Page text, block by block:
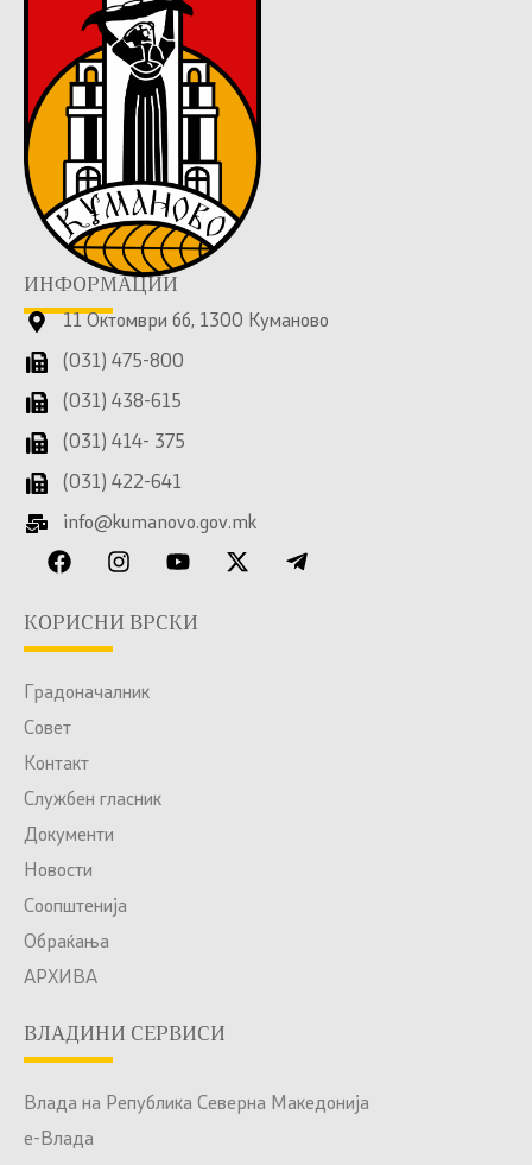
ИНФОРМАЦИИ
11 Октомври бб, 1300 Куманово
(031) 475-800
(031) 438-615
(031) 414- 375
(031) 422-641
info@kumanovo.gov.mk
КОРИСНИ ВРСКИ
Градоначалник
Совет
Контакт
Службен гласник
Документи
Новости
Соопштенија
Обраќања
АРХИВА
ВЛАДИНИ СЕРВИСИ
Влада на Република Северна Македонија
е-Влада